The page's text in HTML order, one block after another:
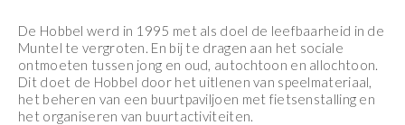
De Hobbel werd in 1995 met als doel de leefbaarheid in de
Muntel te vergroten. En bij te dragen aan het sociale
ontmoeten tussen jong en oud, autochtoon en allochtoon.
Dit doet de Hobbel door het uitlenen van speelmateriaal,
het beheren van een buurtpaviljoen met fietsenstalling en
het organiseren van buurtactiviteiten.